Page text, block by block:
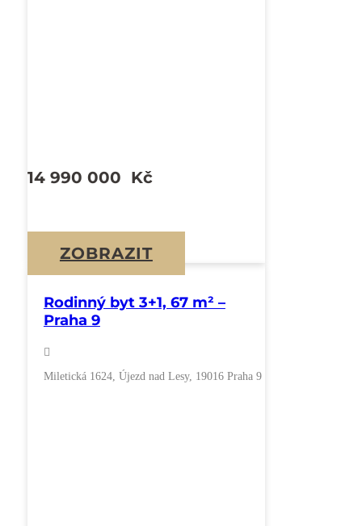
14 990 000 Kč
ZOBRAZIT
Rodinný byt 3+1, 67 m² –
Praha 9
Miletická 1624, Újezd nad Lesy, 19016 Praha 9